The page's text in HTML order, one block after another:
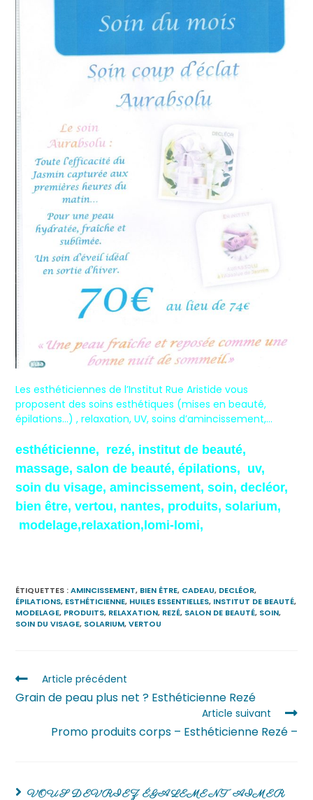
Les esthéticiennes de l’Institut Rue Aristide vous
proposent des soins esthétiques (mises en beauté,
épilations…) , relaxation, UV, soins d’amincissement,…
esthéticienne, rezé, institut de beauté,
massage, salon de beauté, épilations, uv,
soin du visage, amincissement, soin, decléor,
bien être, vertou, nantes, produits, solarium,
modelage,relaxation,lomi-lomi,
ÉTIQUETTES :AMINCISSEMENT, BIEN ÊTRE, CADEAU, DECLÉOR,
ÉPILATIONS, ESTHÉTICIENNE, HUILES ESSENTIELLES, INSTITUT DE BEAUTÉ,
MODELAGE, PRODUITS, RELAXATION, REZÉ, SALON DE BEAUTÉ, SOIN,
SOIN DU VISAGE, SOLARIUM, VERTOU
Article précédent
Grain de peau plus net ? Esthéticienne Rezé
Article suivant
Promo produits corps – Esthéticienne Rezé –
VOUS DEVRIEZ ÉGALEMENT AIMER